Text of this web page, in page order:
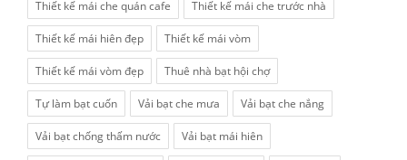
Thiết kế mái che quán cafe Thiết kế mái che trước nhà
Thiết kế mái hiên đẹp Thiết kế mái vòm
Thiết kế mái vòm đẹp Thuê nhà bạt hội chợ
Tự làm bạt cuốn Vải bạt che mưa Vải bạt che nắng
Vải bạt chống thấm nước Vải bạt mái hiên